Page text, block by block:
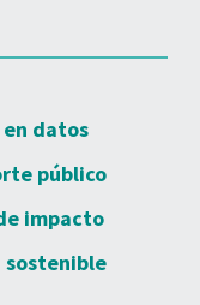
en datos
público
impacto
sostenible